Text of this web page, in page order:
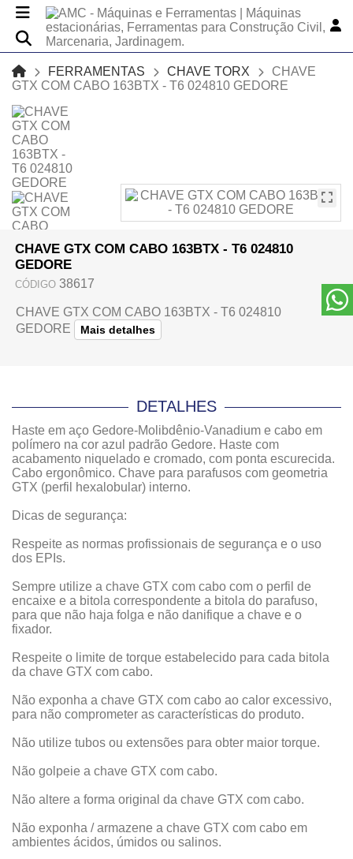
FERRAMENTAS CHAVE TORX
CHAVE
GTX COM CABO 163BTX - T6 024810 GEDORE
CHAVE GTX COM CABO 163BTX - T6 024810
GEDORE
CÓDIGO 38617
CHAVE GTX COM CABO 163BTX - T6 024810
GEDORE
Mais detalhes
DETALHES
Haste em aço Gedore-Molibdênio-Vanadium e cabo em
polímero na cor azul padrão Gedore. Haste com
acabamento niquelado e cromado, com ponta escurecida.
Cabo ergonômico. Chave para parafusos com geometria
GTX (perfil hexalobular) interno.
Dicas de segurança:
Respeite as normas profissionais de segurança e o uso
dos EPIs.
Sempre utilize a chave GTX com cabo com o perfil de
encaixe e a bitola correspondente a bitola do parafuso,
para que não haja folga e não danifique a chave e o
fixador.
Respeite o limite de torque estabelecido para cada bitola
da chave GTX com cabo.
Não exponha a chave GTX com cabo ao calor excessivo,
para não comprometer as características do produto.
Não utilize tubos ou extensões para obter maior torque.
Não golpeie a chave GTX com cabo.
Não altere a forma original da chave GTX com cabo.
Não exponha / armazene a chave GTX com cabo em
ambientes ácidos, úmidos ou salinos.